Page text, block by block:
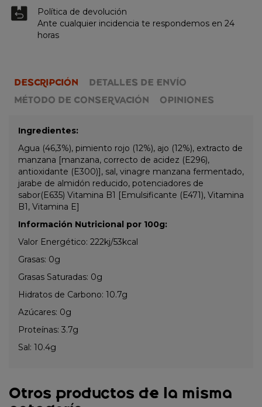
Política de devolución
Ante cualquier incidencia te respondemos en 24
horas
DESCRIPCIÓN
DETALLES DE ENVÍO
MÉTODO DE CONSERVACIÓN
OPINIONES
Ingredientes:
Agua (46,3%), pimiento rojo (12%), ajo (12%), extracto de
manzana [manzana, correcto de acidez (E296),
antioxidante (E300)], sal, vinagre manzana fermentado,
jarabe de almidón reducido, potenciadores de
sabor(E635) Vitamina B1 [Emulsificante (E471), Vitamina
B1, Vitamina E]
Información Nutricional por 100g:
Valor Energético: 222kj/53kcal
Grasas: 0g
Grasas Saturadas: 0g
Hidratos de Carbono: 10.7g
Azúcares: 0g
Proteínas: 3.7g
Sal: 10.4g
Otros productos de la misma